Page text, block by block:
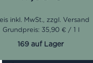
Grundpreis: 35,90 € / 1 l
169 auf Lager